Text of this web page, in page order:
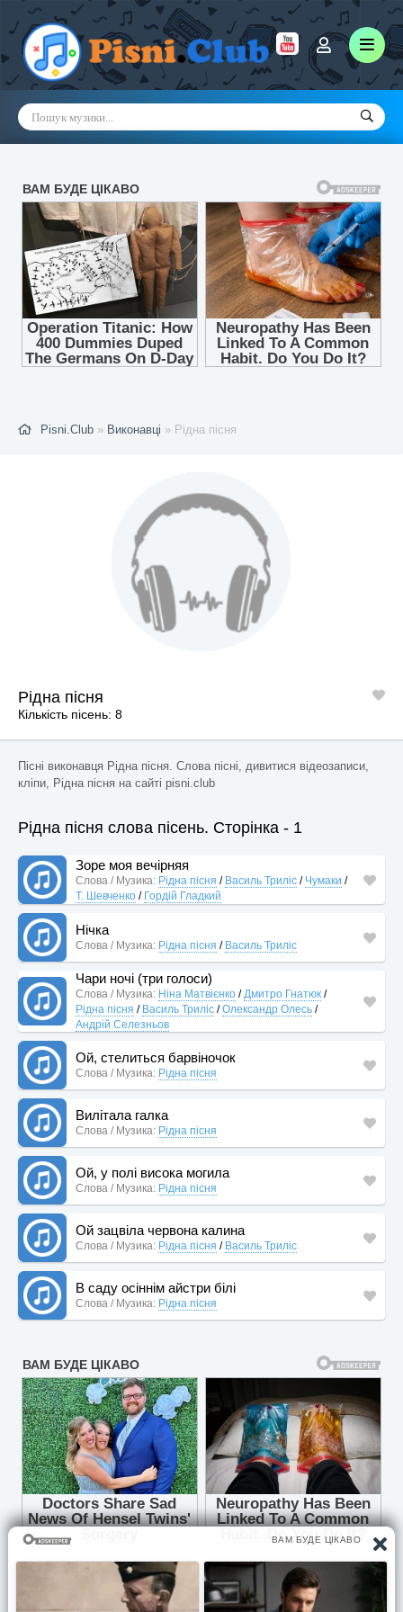
Pisni.Club » Виконавці » Рідна пісня
Рідна пісня
Кількість пісень: 8
Пісні виконавця Рідна пісня. Слова пісні, дивитися відеозаписи,
кліпи, Рідна пісня на сайті pisni.club
Рідна пісня слова пісень. Сторінка - 1
Зоре моя вечірняя
Слова / Музика: Рідна пісня / Василь Триліс / Чумаки /
Т. Шевченко / Гордій Гладкий
Нічка
Слова / Музика: Рідна пісня / Василь Триліс
Чари ночі (три голоси)
Слова / Музика: Ніна Матвієнко /Дмитро Гнатюк /
Рідна пісня / Василь Триліс /Олександр Олесь /
Андрій Селезньов
Ой, стелиться барвіночок
Слова / Музика: Рідна пісня
Вилітала галка
Слова / Музика: Рідна пісня
Ой, у полі висока могила
Слова / Музика: Рідна пісня
Ой зацвіла червона калина
Слова / Музика: Рідна пісня / Василь Триліс
В саду осіннім айстри білі
Слова / Музика: Рідна пісня